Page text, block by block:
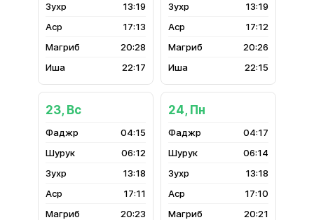
13:19
17:13
20:28
22:17
13:19
17:12
20:26
22:15
23, Вс
04:15
06:12
13:18
17:11
20:23
24, Пн
04:17
06:14
13:18
17:10
20:21